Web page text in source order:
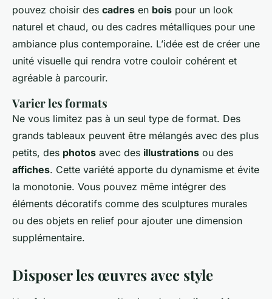
pouvez choisir des cadres en bois pour un look
naturel et chaud, ou des cadres métalliques pour une
ambiance plus contemporaine. L’idée est de créer une
unité visuelle qui rendra votre couloir cohérent et
agréable à parcourir.
Varier les formats
Ne vous limitez pas à un seul type de format. Des
grands tableaux peuvent être mélangés avec des plus
petits, des photos avec des illustrations ou des
affiches. Cette variété apporte du dynamisme et évite
la monotonie. Vous pouvez même intégrer des
éléments décoratifs comme des sculptures murales
ou des objets en relief pour ajouter une dimension
supplémentaire.
Disposer les œuvres avec style